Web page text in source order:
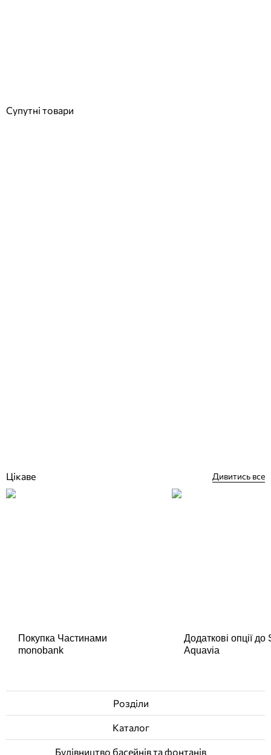
Супутні товари
Цікаве Дивитись все
Покупка Частинами
monobank
Додаткові опції
Aquavia
Розділи
Каталог
Будівництво басейнів та фонтанів